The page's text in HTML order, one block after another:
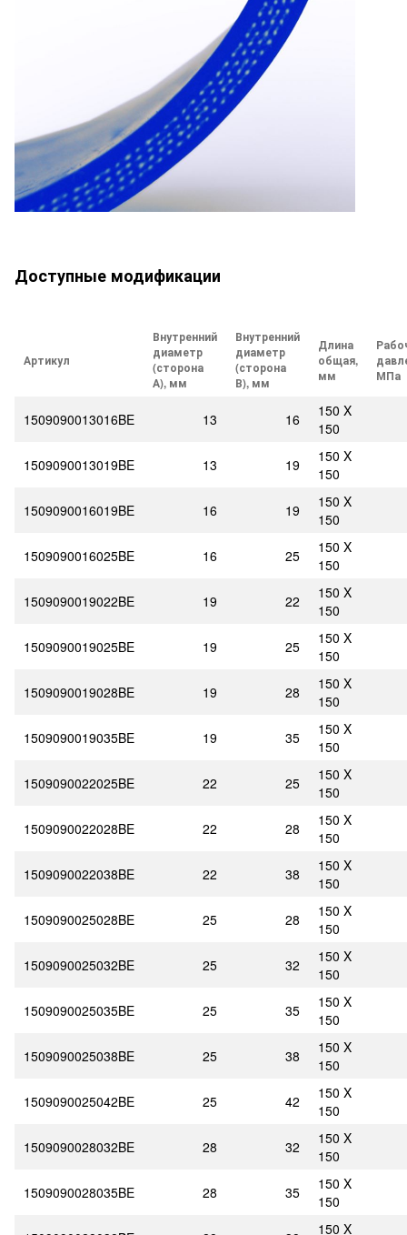
Доступные модификации
Артикул
Внутренний
диаметр
(сторона
А), мм
Внутренний
диаметр
(сторона
В), мм
Длина
общая,
мм
МПа
1509090013016BE 13 16
150 X
150
1509090013019BE
13 19
150 X
150
1509090016019BE
16 19
150 X
150
1509090016025BE
16 25
150 X
150
1509090019022BE
19 22
150 X
150
1509090019025BE
19 25
150 X
150
1509090019028BE
19 28
150 X
150
1509090019035BE
19 35
150 X
150
1509090022025BE
22 25
150 X
150
1509090022028BE
22 28
150 X
150
1509090022038BE
22 38
150 X
150
1509090025028BE
25 28
150 X
150
1509090025032BE
25 32
150 X
150
1509090025035BE
25 35
150 X
150
1509090025038BE
25 38
150 X
150
1509090025042BE
25 42
150 X
150
1509090028032BE
28 32
150 X
150
1509090028035BE
28 35
150 X
150
150 X